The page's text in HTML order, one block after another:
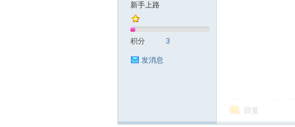
新手上路
积分 3
发消息
回复